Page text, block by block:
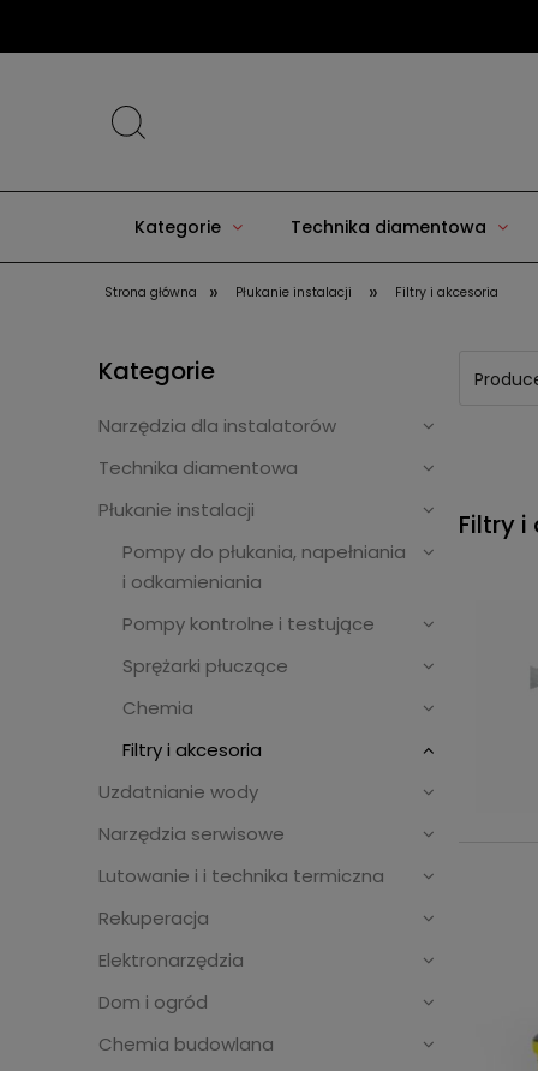
Kategorie Technika diamentowa
Strona główna » Płukanie instalacji » Filtry i akcesoria
Kategorie
Narzędzia dla instalatorów
Technika diamentowa
Płukanie instalacji
Pompy do płukania, napełniania
i odkamieniania
Pompy kontrolne i testujące
Sprężarki płuczące
Chemia
Filtry i akcesoria
Uzdatnianie wody
Narzędzia serwisowe
Lutowanie i i technika termiczna
Rekuperacja
Elektronarzędzia
Dom i ogród
Chemia budowlana
Filtry i